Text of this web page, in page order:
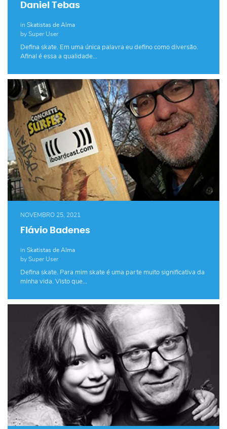
Daniel Tebas
in Skatistas de Alma
by Super User
Defina skate. Em uma única palavra eu defino como diversão.
Afinal é essa a qualidade…
NOVEMBRO 25, 2021
Flávio Badenes
in Skatistas de Alma
by Super User
Defina skate. Para mim skate é uma parte muito significativa da
minha vida. Visto que…